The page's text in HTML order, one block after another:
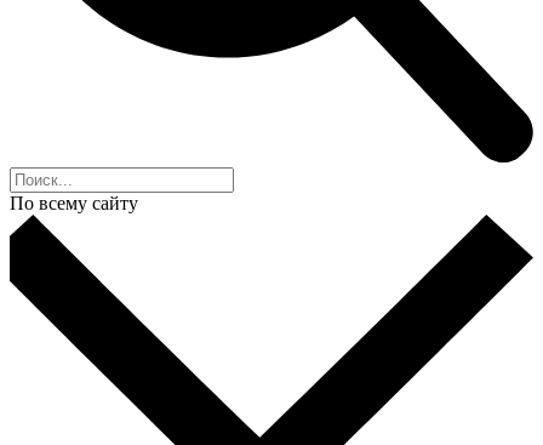
По всему сайту